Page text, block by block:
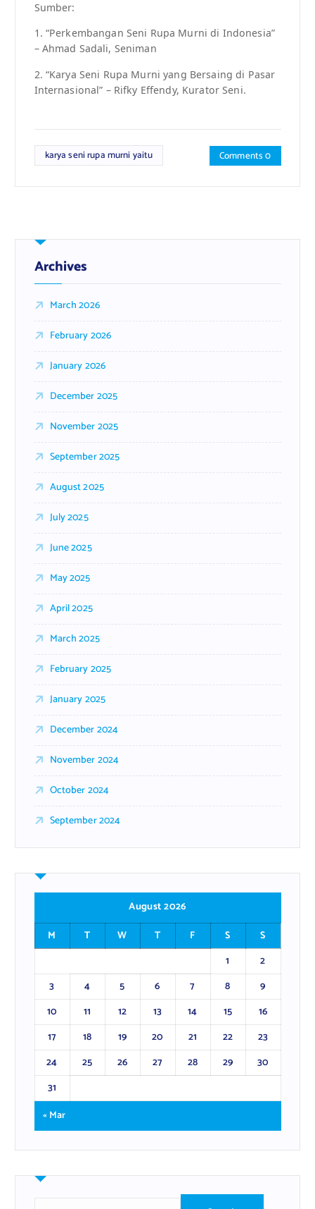
Sumber:
1. “Perkembangan Seni Rupa Murni di Indonesia”
– Ahmad Sadali, Seniman
2. “Karya Seni Rupa Murni yang Bersaing di Pasar
Internasional” – Rifky Effendy, Kurator Seni.
karya seni rupa murni yaitu Comments 0
Archives
March 2026
February 2026
January 2026
December 2025
November 2025
September 2025
August 2025
July 2025
June 2025
May 2025
April 2025
March 2025
February 2025
January 2025
December 2024
November 2024
October 2024
September 2024
August 2026
M
T W T F S
S
1
2
3
4 5 6 7 8
9
10
11 12 13 14 15
16
17
18 19 20 21 22
23
24
25 26 27 28 29
30
31
« Mar